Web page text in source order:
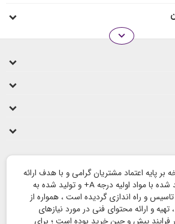
expand_more
پایه اعتماد مشتریان گرامی و با هدف ارائه
کالاهایی با کیفیت تولید شده با مواد اولیه درجه A+ و تولید شده به
و راه اندازی گردیده است ، همواره از
و ارائه محتوای فنی در مورد نیازهای
فرایند پیش و حین خرید بوده است ؛ برای